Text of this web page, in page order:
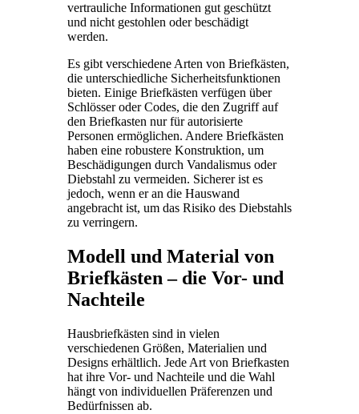
vertrauliche Informationen gut geschützt
und nicht gestohlen oder beschädigt
werden.
Es gibt verschiedene Arten von Briefkästen,
die unterschiedliche Sicherheitsfunktionen
bieten. Einige Briefkästen verfügen über
Schlösser oder Codes, die den Zugriff auf
den Briefkasten nur für autorisierte
Personen ermöglichen. Andere Briefkästen
haben eine robustere Konstruktion, um
Beschädigungen durch Vandalismus oder
Diebstahl zu vermeiden. Sicherer ist es
jedoch, wenn er an die Hauswand
angebracht ist, um das Risiko des Diebstahls
zu verringern.
Modell und Material von
Briefkästen – die Vor- und
Nachteile
Hausbriefkästen sind in vielen
verschiedenen Größen, Materialien und
Designs erhältlich. Jede Art von Briefkasten
hat ihre Vor- und Nachteile und die Wahl
hängt von individuellen Präferenzen und
Bedürfnissen ab.